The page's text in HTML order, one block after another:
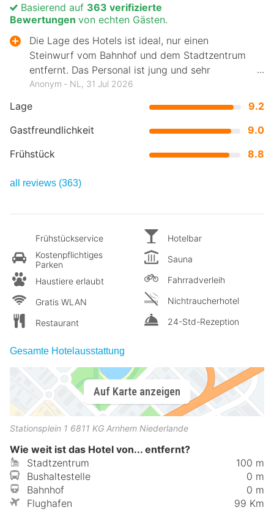
Lage
9.2
Gastfreundlichkeit
9.0
Frühstück
8.8
Basierend auf 363 verifizierte
Bewertungen von echten Gästen.
Die Lage des Hotels ist ideal, nur einen
Steinwurf vom Bahnhof und dem Stadtzentrum
entfernt. Das Personal ist jung und sehr
freundlich, und das Frühstück ist hervorragend.
Anonym ‐ NL, 31 Jul 2026
all reviews (363)
Frühstückservice
Kostenpflichtiges
Parken
Haustiere erlaubt
Gratis WLAN
Restaurant
Hotelbar
Sauna
Fahrradverleih
Nichtraucherhotel
24-Std-Rezeption
Gesamte Hotelausstattung
Auf Karte anzeigen
Stationsplein 1 6811 KG Arnhem Niederlande
Wie weit ist das Hotel von... entfernt?
Stadtzentrum
100 m
Bushaltestelle
0 m
Bahnhof
0 m
Flughafen
99 Km